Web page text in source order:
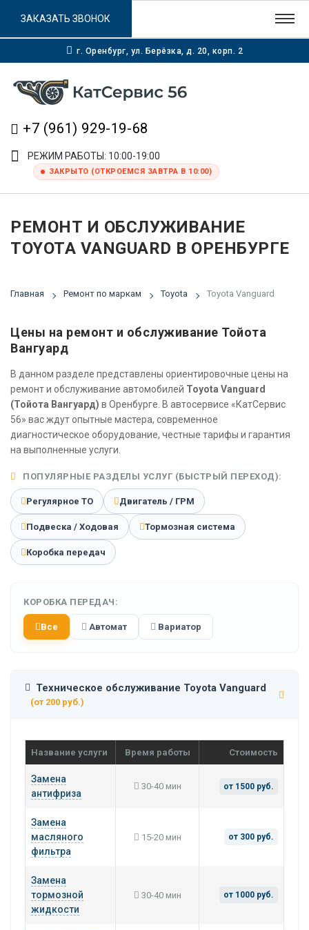
г. Оренбург, ул. Берёзка, д. 20, корп. 2
+7 (961) 929-19-68
РЕЖИМ РАБОТЫ: 10:00-19:00
ЗАКРЫТО (ОТКРОЕМСЯ ЗАВТРА В 10:00)
ЗАКАЗАТЬ ЗВОНОК
РЕМОНТ И ОБСЛУЖИВАНИЕ
TOYOTA VANGUARD В ОРЕНБУРГЕ
Главная Ремонт по маркам Toyota Toyota Vanguard
Цены на ремонт и обслуживание Тойота
Вангуард
В данном разделе представлены ориентировочные цены на
ремонт и обслуживание автомобилей Toyota Vanguard
(Тойота Вангуард) в Оренбурге. В автосервисе «КатСервис
56» вас ждут опытные мастера, современное
диагностическое оборудование, честные тарифы и гарантия
на выполненные услуги.
ПОПУЛЯРНЫЕ РАЗДЕЛЫ УСЛУГ (БЫСТРЫЙ ПЕРЕХОД):
Регулярное ТО Двигатель / ГРМ
Подвеска / Ходовая Тормозная система
Коробка передач
КОРОБКА ПЕРЕДАЧ:
Все Автомат Вариатор
Техническое обслуживание Toyota Vanguard
(от 200 руб.)
Название услуги Время работы Стоимость
Замена
антифриза
30-40 мин от 1500 руб.
Замена
масляного
фильтра
15-20 мин от 300 руб.
Замена
тормозной
жидкости
30-40 мин от 1000 руб.